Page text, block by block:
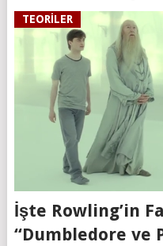
TEORILER
İşte Rowling’in
“Dumbledore ve